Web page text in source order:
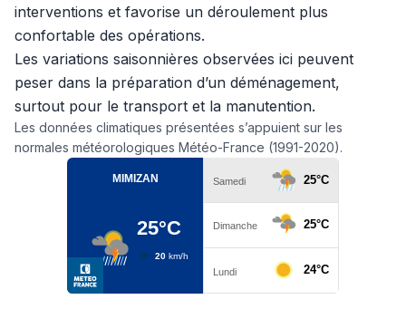
interventions et favorise un déroulement plus
confortable des opérations.
Les variations saisonnières observées ici peuvent
peser dans la préparation d’un déménagement,
surtout pour le transport et la manutention.
Les données climatiques présentées s’appuient sur les
normales météorologiques Météo-France (1991-2020).